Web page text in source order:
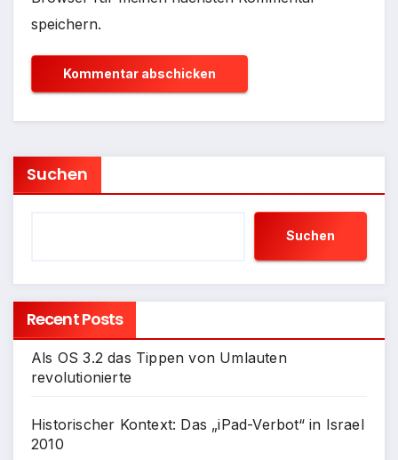
speichern.
Suchen
Suchen
Recent Posts
Als OS 3.2 das Tippen von Umlauten
revolutionierte
Historischer Kontext: Das „iPad-Verbot“ in Israel
2010